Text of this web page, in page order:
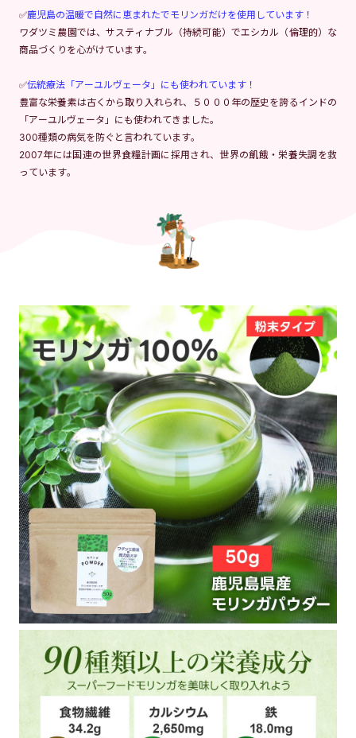
✅鹿児島の温暖で自然に恵まれたでモリンガだけを使用しています！
ワダツミ農園では、サスティナブル（持続可能）でエシカル（倫理的）な
商品づくりを心がけています。
✅伝統療法「アーユルヴェータ」にも使われています！
豊富な栄養素は古くから取り入れられ、５０００年の歴史を誇るインドの
「アーユルヴェータ」にも使われてきました。
300種類の病気を防ぐと言われています。
2007年には国連の世界食糧計画に採用され、世界の飢餓・栄養失調を救
っています。